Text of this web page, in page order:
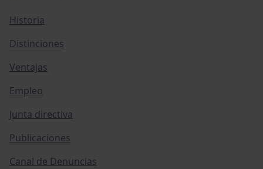
Historia
Distinciones
Ventajas
Empleo
Junta directiva
Publicaciones
Canal de Denuncias